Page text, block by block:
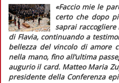
«Faccio mie le
certo che dopo
saprai raccogliere
di Flavia, continuando a
bellezza del vincolo di amore
nella mano, fino all’ultima
augurio il card. Matteo Maria
presidente della Conferenza